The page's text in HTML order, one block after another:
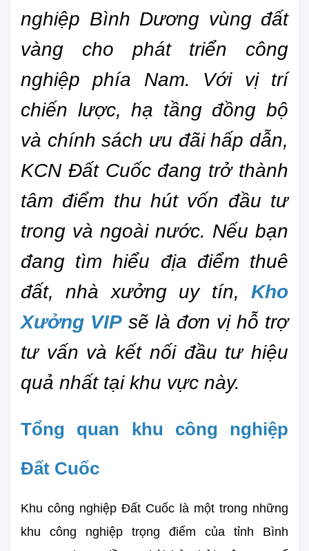
nghiệp Bình Dương vùng đất
vàng cho phát triển công
nghiệp phía Nam. Với vị trí
chiến lược, hạ tầng đồng bộ
và chính sách ưu đãi hấp dẫn,
KCN Đất Cuốc đang trở thành
tâm điểm thu hút vốn đầu tư
trong và ngoài nước. Nếu bạn
đang tìm hiểu địa điểm thuê
đất, nhà xưởng uy tín, Kho
Xưởng VIP sẽ là đơn vị hỗ trợ
tư vấn và kết nối đầu tư hiệu
quả nhất tại khu vực này.
Tổng quan khu công nghiệp
Đất Cuốc
Khu công nghiệp Đất Cuốc là một trong những
khu công nghiệp trọng điểm của tỉnh Bình